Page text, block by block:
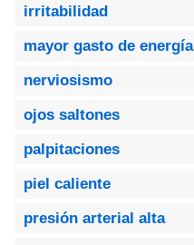
irritabilidad
mayor gasto de energía
nerviosismo
ojos saltones
palpitaciones
piel caliente
presión arterial alta